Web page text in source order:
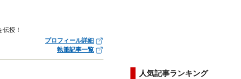
授！
プロフィール詳細
執筆記事一覧
人気記事ランキング